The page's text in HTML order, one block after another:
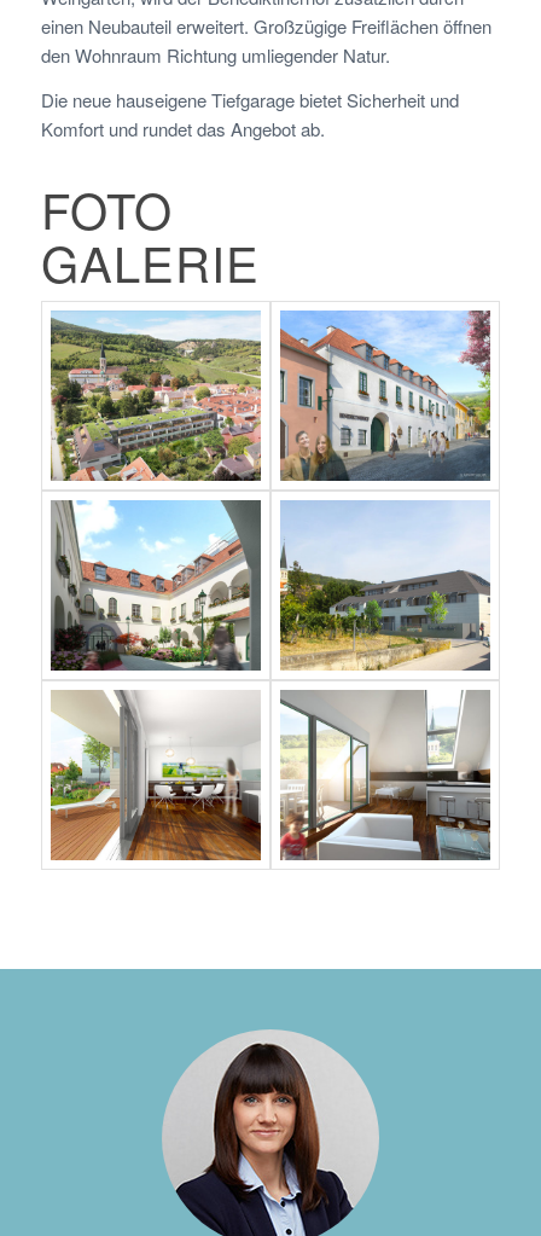
einen Neubauteil erweitert. Großzügige Freiflächen öffnen
den Wohnraum Richtung umliegender Natur.
Die neue hauseigene Tiefgarage bietet Sicherheit und
Komfort und rundet das Angebot ab.
FOTO
GALERIE